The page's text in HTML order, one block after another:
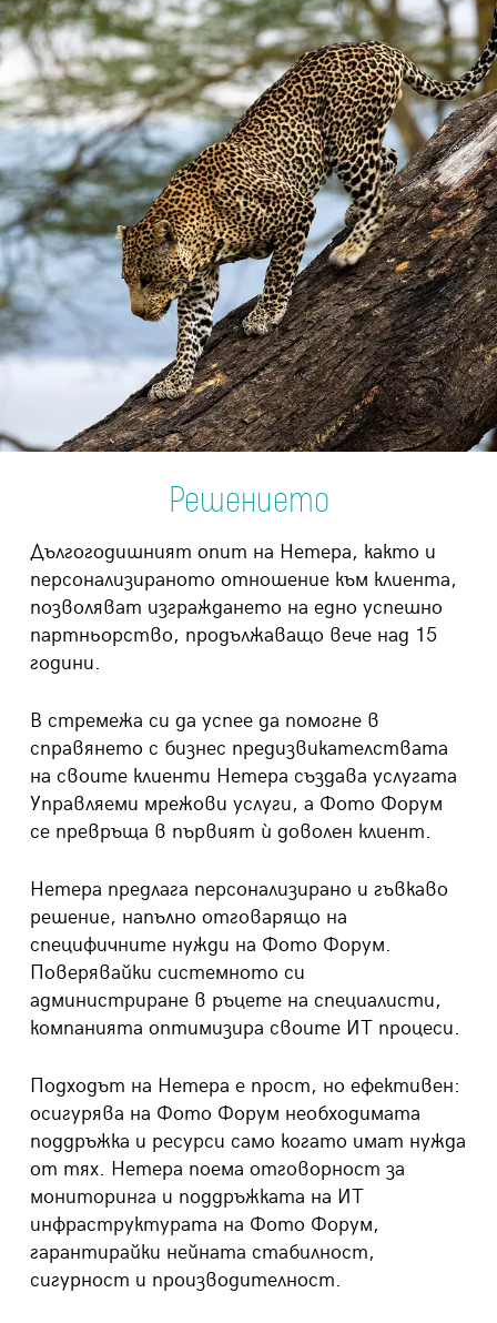
Решението
Дългогодишният опит на Нетера, както и
персонализираното отношение към клиента,
позволяват изграждането на едно успешно
партньорство, продължаващо вече над 15
години.
В стремежа си да успее да помогне в
справянето с бизнес предизвикателствата
на своите клиенти Нетера създава услугата
Управляеми мрежови услуги, а Фото Форум
се превръща в първият ѝ доволен клиент.
Нетера предлага персонализирано и гъвкаво
решение, напълно отговарящо на
специфичните нужди на Фото Форум.
Поверявайки системното си
администриране в ръцете на специалисти,
компанията оптимизира своите ИТ процеси.
Подходът на Нетера е прост, но ефективен:
осигурява на Фото Форум необходимата
поддръжка и ресурси само когато имат нужда
от тях. Нетера поема отговорност за
мониторинга и поддръжката на ИТ
инфраструктурата на Фото Форум,
гарантирайки нейната стабилност,
сигурност и производителност.